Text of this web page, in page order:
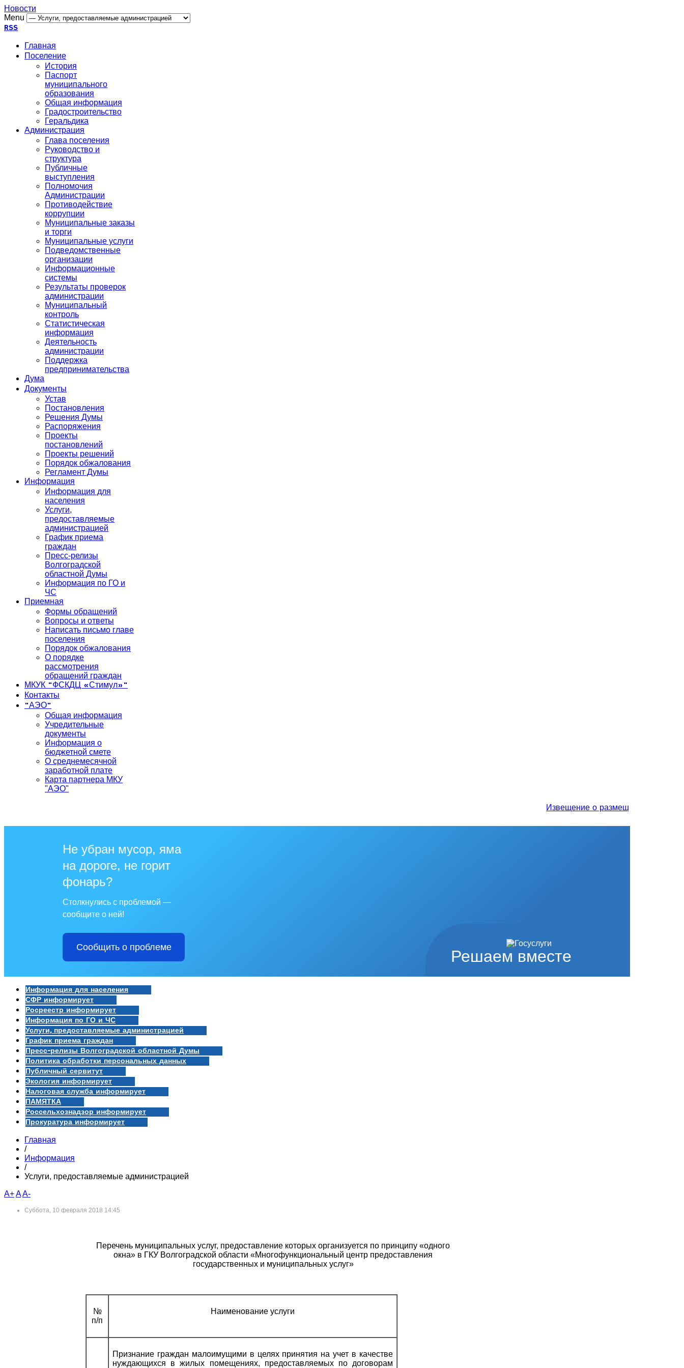
Новости
Menu
RSS
Главная
Поселение
История
Паспорт
муниципального
образования
Общая информация
Градостроительство
Геральдика
Администрация
Глава поселения
Руководство и
структура
Публичные
выступления
Полномочия
Администрации
Противодействие
коррупции
Муниципальные заказы
и торги
Муниципальные услуги
Подведомственные
организации
Информационные
системы
Результаты проверок
администрации
Муниципальный
контроль
Статистическая
информация
Деятельность
администрации
Поддержка
предпринимательства
Дума
Документы
Устав
Постановления
Решения Думы
Распоряжения
Проекты
постановлений
Проекты решений
Порядок обжалования
Регламент Думы
Информация
Информация для
населения
Услуги,
предоставляемые
администрацией
График приема
граждан
Пресс-релизы
Волгоградской
областной Думы
Информация по ГО и
ЧС
Приемная
Формы обращений
Вопросы и ответы
Написать письмо главе
поселения
Порядок обжалования
О порядке
рассмотрения
обращений граждан
МКУК "ФСКДЦ «Стимул»"
Контакты
"АЭО"
Общая информация
Учредительные
документы
Информация о
бюджетной смете
О среднемесячной
заработной плате
Карта партнера МКУ
"АЭО"
Извещение о размещении проекта
Решаем вместе
Не убран мусор, яма
на дороге, не горит
фонарь?
Столкнулись с проблемой —
сообщите о ней!
Сообщить о проблеме
Информация для населения
СФР информирует
Росреестр информирует
Информация по ГО и ЧС
Услуги, предоставляемые администрацией
График приема граждан
Пресс-релизы Волгоградской областной Думы
Политика обработки персональных данных
Публичный сервитут
Экология информирует
Налоговая служба информирует
ПАМЯТКА
Россельхознадзор информирует
Прокуратура информирует
Главная
/
Информация
/
Услуги, предоставляемые администрацией
A+AA-
Суббота, 10 февраля 2018 14:45
Перечень муниципальных услуг, предоставление которых организуется по принципу «одного
окна» в ГКУ Волгоградской области «Многофункциональный центр предоставления
государственных и муниципальных услуг»
№
п/п
Наименование услуги
Признание граждан малоимущими в целях принятия на учет в качестве
нуждающихся в жилых помещениях, предоставляемых по договорам